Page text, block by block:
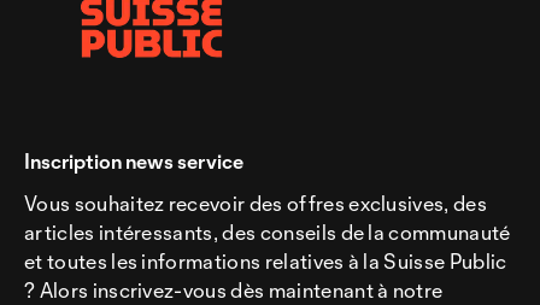
Inscription news service
Vous souhaitez recevoir des offres exclusives, des
articles intéressants, des conseils de la communauté
et toutes les informations relatives à la Suisse Public
? Alors inscrivez-vous dès maintenant à notre